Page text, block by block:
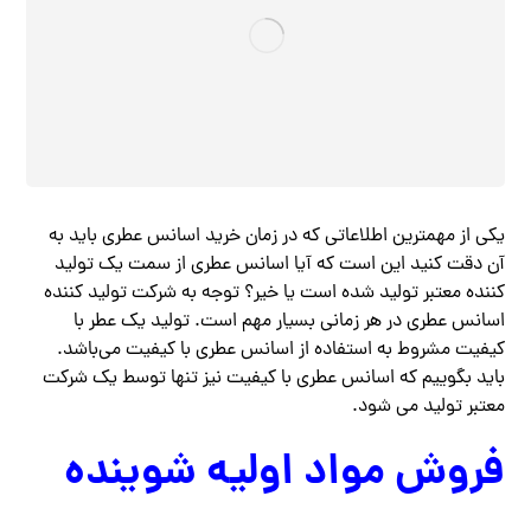
یکی از مهمترین اطلاعاتی که در زمان خرید اسانس عطری باید به
آن دقت کنید این است که آیا اسانس عطری از سمت یک تولید
کننده معتبر تولید شده است یا خیر؟ توجه به شرکت تولید کننده
اسانس عطری در هر زمانی بسیار مهم است‌. تولید یک عطر با
کیفیت مشروط به استفاده از اسانس عطری با کیفیت می‌باشد.
باید بگوییم که اسانس عطری با کیفیت نیز تنها توسط یک شرکت
معتبر تولید می شود.
فروش مواد اولیه شوینده